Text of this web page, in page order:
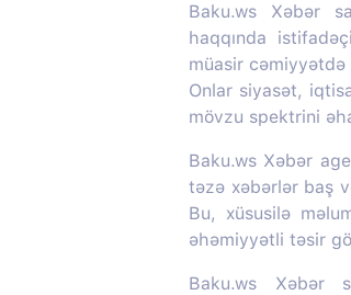
Baku.ws Xəbər
haqqında
müasir cəmiyyətdə
Onlar siyasət,
mövzu spektrini
Baku.ws Xəbər
təzə xəbərlər baş
Bu, xüsusilə
əhəmiyyətli təsir
Baku.ws Xəbər